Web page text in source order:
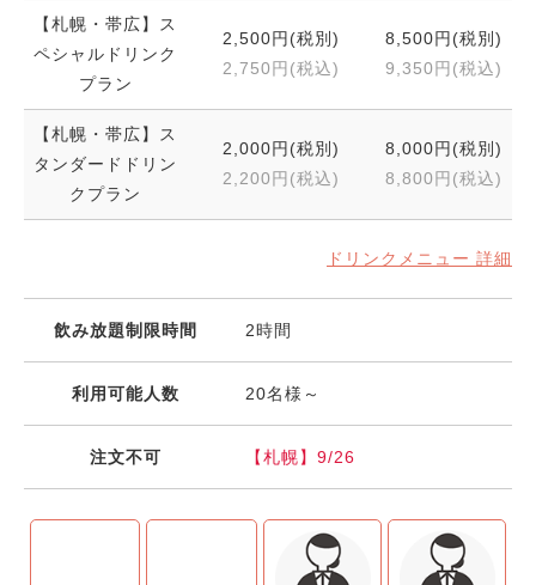
【札幌・帯広】ス
ペシャルドリンク
プラン
2,500円(税別)
2,750円(税込)
8,500円(税別)
9,350円(税込)
【札幌・帯広】ス
タンダードドリン
クプラン
2,000円(税別)
2,200円(税込)
8,000円(税別)
8,800円(税込)
ドリンクメニュー 詳細
飲み放題制限時間 2時間
利用可能人数 20名様～
注文不可 【札幌】9/26